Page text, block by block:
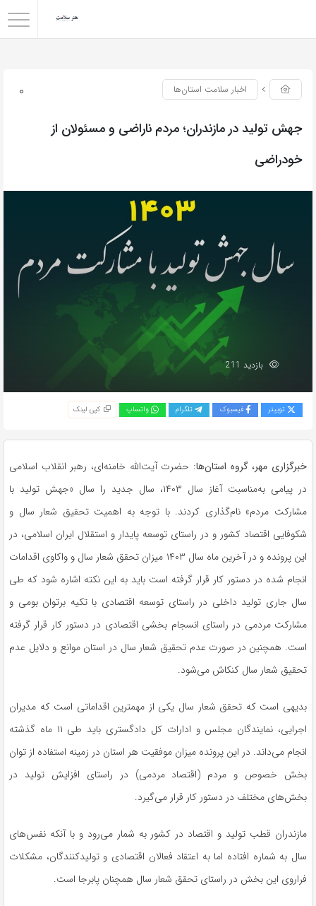
0 اخبار سلامت استان‌ها
جهش تولید در مازندران؛ مردم ناراضی و مسئولان از
خودراضی
بازدید 211
توییتر فیسبوک تلگرام واتساپ کپی لینک
خبرگزاری مهر، گروه استان‌ها: حضرت آیت‌الله خامنه‌ای، رهبر انقلاب اسلامی
در پیامی به‌مناسبت آغاز سال ۱۴۰۳، سال جدید را سال «جهش تولید با
مشارکت مردم» نام‌گذاری کردند. با توجه به اهمیت تحقیق شعار سال و
شکوفایی اقتصاد کشور و در راستای توسعه پایدار و استقلال ایران اسلامی، در
این پرونده و در آخرین ماه سال ۱۴۰۳ میزان تحقق شعار سال و واکاوی اقدامات
انجام شده در دستور کار قرار گرفته است باید به این نکته اشاره شود که طی
سال جاری تولید داخلی در راستای توسعه اقتصادی با تکیه برتوان بومی و
مشارکت مردمی در راستای انسجام بخشی اقتصادی در دستور کار قرار گرفته
است. همچنین در صورت عدم تحقیق شعار سال در استان موانع و دلایل عدم
تحقیق شعار سال کنکاش می‌شود.
بدیهی است که تحقق شعار سال یکی از مهمترین اقداماتی است که مدیران
اجرایی، نمایندگان مجلس و ادارات کل دادگستری باید طی ۱۱ ماه گذشته
انجام می‌داند. در این پرونده میزان موفقیت هر استان در زمینه استفاده از توان
بخش خصوص و مردم (اقتصاد مردمی) در راستای افزایش تولید در
بخش‌های مختلف در دستور کار قرار می‌گیرد.
مازندران قطب تولید و اقتصاد در کشور به شمار می‌رود و با آنکه نفس‌های
سال به شماره افتاده اما به اعتقاد فعالان اقتصادی و تولیدکنندگان، مشکلات
فراروی این بخش در راستای تحقق شعار سال همچنان پابرجا است.